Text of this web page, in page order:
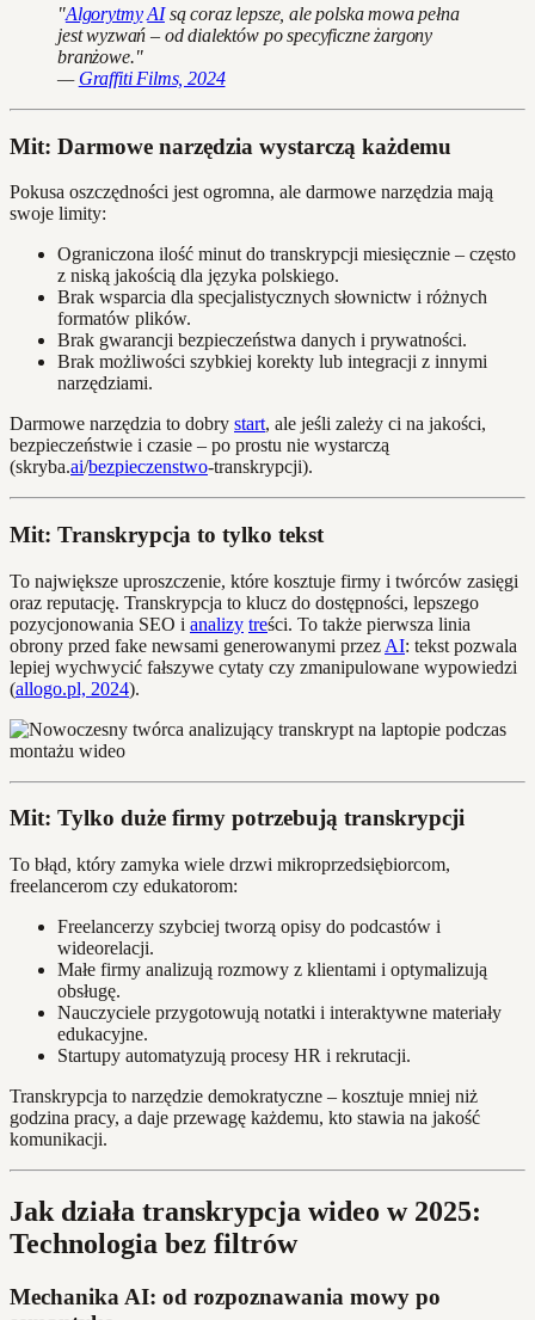
"Algorytmy AIsą coraz lepsze, ale polska mowa pełna
jest wyzwań – od dialektów po specyficzne żargony
branżowe."
— Graffiti Films, 2024
Mit: Darmowe narzędzia wystarczą każdemu
Pokusa oszczędności jest ogromna, ale darmowe narzędzia mają
swoje limity:
Ograniczona ilość minut do transkrypcji miesięcznie – często
z niską jakością dla języka polskiego.
Brak wsparcia dla specjalistycznych słownictw i różnych
formatów plików.
Brak gwarancji bezpieczeństwa danych i prywatności.
Brak możliwości szybkiej korekty lub integracji z innymi
narzędziami.
Darmowe narzędzia to dobry start, ale jeśli zależy ci na jakości,
bezpieczeństwie i czasie – po prostu nie wystarczą
(skryba.ai/bezpieczenstwo-transkrypcji).
Mit: Transkrypcja to tylko tekst
To największe uproszczenie, które kosztuje firmy i twórców zasięgi
oraz reputację. Transkrypcja to klucz do dostępności, lepszego
pozycjonowania SEO i analizy treści. To także pierwsza linia
obrony przed fake newsami generowanymi przez AI: tekst pozwala
lepiej wychwycić fałszywe cytaty czy zmanipulowane wypowiedzi
(allogo.pl, 2024).
Mit: Tylko duże firmy potrzebują transkrypcji
To błąd, który zamyka wiele drzwi mikroprzedsiębiorcom,
freelancerom czy edukatorom:
Freelancerzy szybciej tworzą opisy do podcastów i
wideorelacji.
Małe firmy analizują rozmowy z klientami i optymalizują
obsługę.
Nauczyciele przygotowują notatki i interaktywne materiały
edukacyjne.
Startupy automatyzują procesy HR i rekrutacji.
Transkrypcja to narzędzie demokratyczne – kosztuje mniej niż
godzina pracy, a daje przewagę każdemu, kto stawia na jakość
komunikacji.
Jak działa transkrypcja wideo w 2025:
Technologia bez filtrów
Mechanika AI: od rozpoznawania mowy po